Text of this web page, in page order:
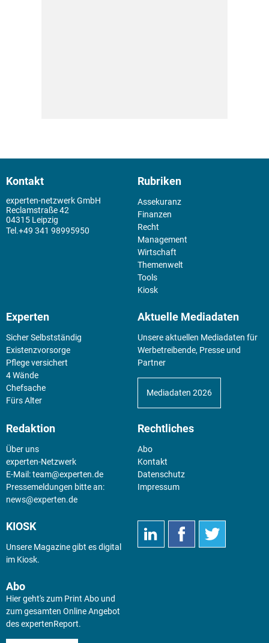
Kontakt
experten-netzwerk GmbH
Reclamstraße 42
04315 Leipzig
+49 341 98995950
Rubriken
Assekuranz
Finanzen
Recht
Management
Wirtschaft
Themenwelt
Tools
Kiosk
Experten
Sicher Selbstständig
Existenz­vorsorge
Pflege versichert
4 Wände
Chefsache
Fürs Alter
Aktuelle Mediadaten
Unsere aktuellen Mediadaten für
Werbetreibende, Presse und
Partner
Mediadaten 2026
Redaktion
Über uns
experten-Netzwerk
E-Mail:team@experten.de
Pressemeldungen bitte an:
news@experten.de
Rechtliches
Abo
Kontakt
Datenschutz
Impressum
KIOSK
Unsere Magazine gibt es digital
im Kiosk.
Abo
Hier geht's zum Print Abo und
zum gesamten Online Angebot
des expertenReport.